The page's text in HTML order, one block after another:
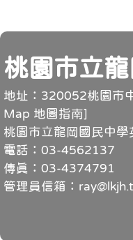
頁尾
桃園市立
地址：320052桃園市
Map 地圖指南]
桃園市立龍岡國民中學
電話：03-4562137
傳真：03-4374791
管理員信箱：